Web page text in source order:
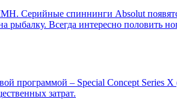
Серийные спиннинги Absolut
рыбалку. Всегда интересно половить
программой – Special Concept Series
затрат.